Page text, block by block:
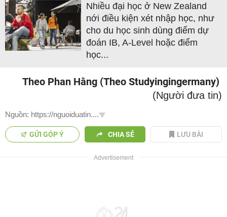
Nhiều đại học ở New Zealand
nới điều kiện xét nhập học, như
cho du học sinh dùng điểm dự
đoán IB, A-Level hoặc điểm
học...
Theo Phan Hằng (Theo Studyingingermany)
(Người đưa tin)
Nguồn: https://nguoiduatin....
GỬI GÓP Ý CHIA SẺ LƯU BÀI